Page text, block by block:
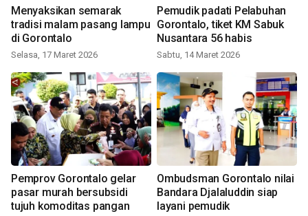
Menyaksikan semarak
tradisi malam pasang lampu
di Gorontalo
Selasa, 17 Maret 2026
Pemudik padati Pelabuhan
Gorontalo, tiket KM Sabuk
Nusantara 56 habis
Sabtu, 14 Maret 2026
Pemprov Gorontalo gelar
pasar murah bersubsidi
tujuh komoditas pangan
Ombudsman Gorontalo nilai
Bandara Djalaluddin siap
layani pemudik